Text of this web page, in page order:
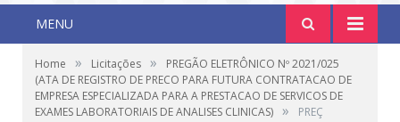
MENU
Home » Licitações »
PREGÃO ELETRÔNICO Nº 2021/025
(ATA DE REGISTRO DE PRECO PARA FUTURA CONTRATACAO DE
EMPRESA ESPECIALIZADA PARA A PRESTACAO DE SERVICOS DE
EXAMES LABORATORIAIS DE ANALISES CLINICAS) » PREÇ